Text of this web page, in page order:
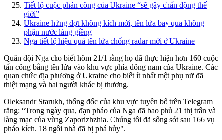
Tiết lộ cuộc phản công của Ukraine “sẽ gây chấn động thế
giới”
Ukraine hứng đợt không kích mới, tên lửa bay qua không
phận nước láng giềng
Nga tiết lộ hiệu quả tên lửa chống radar mới ở Ukraine
Quân đội Nga cho biết hôm 21/1 rằng họ đã thực hiện hơn 160 cuộc
tấn công bằng tên lửa vào khu vực phía đông nam của Ukraine. Các
quan chức địa phương ở Ukraine cho biết ít nhất một phụ nữ đã
thiệt mạng và hai người khác bị thương.
Oleksandr Starukh, thống đốc của khu vực tuyên bố trên Telegram
rằng: “Trong ngày qua, đạn pháo của Nga đã bao phủ 21 thị trấn và
làng mạc của vùng Zaporizhzhia. Chúng tôi đã sống sót sau 166 vụ
pháo kích. 18 ngôi nhà đã bị phá hủy".